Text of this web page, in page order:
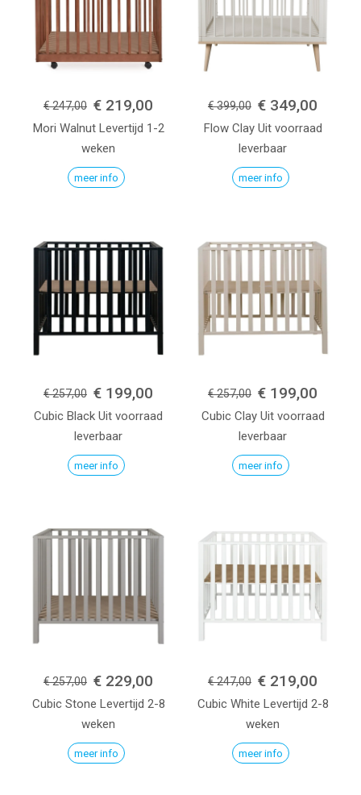
€ 247,00 € 219,00
Mori Walnut Levertijd 1-2
weken
meer info
€ 399,00 € 349,00
Flow Clay Uit voorraad
leverbaar
meer info
€ 257,00 € 199,00
Cubic Black Uit voorraad
leverbaar
meer info
€ 257,00 € 199,00
Cubic Clay Uit voorraad
leverbaar
meer info
€ 257,00 € 229,00
Cubic Stone Levertijd 2-8
weken
meer info
€ 247,00 € 219,00
Cubic White Levertijd 2-8
weken
meer info